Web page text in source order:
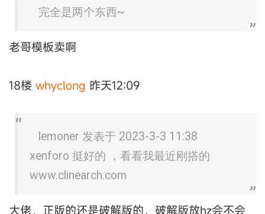
完全是两个东西~
老哥模板卖啊
18楼 whyclong 昨天12:09
lemoner 发表于 2023-3-3 11:38
xenforo 挺好的 ，看看我最近刚搭的
www.clinearch.com
大佬，正版的还是破解版的，破解版放hz会不会